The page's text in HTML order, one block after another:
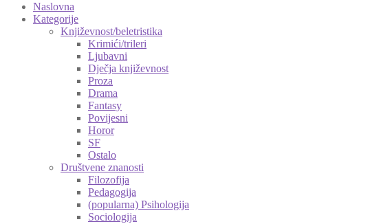
Naslovna
Kategorije
Književnost/beletristika
Krimići/trileri
Ljubavni
Dječja književnost
Proza
Drama
Fantasy
Povijesni
Horor
SF
Ostalo
Društvene znanosti
Filozofija
Pedagogija
(popularna) Psihologija
Sociologija